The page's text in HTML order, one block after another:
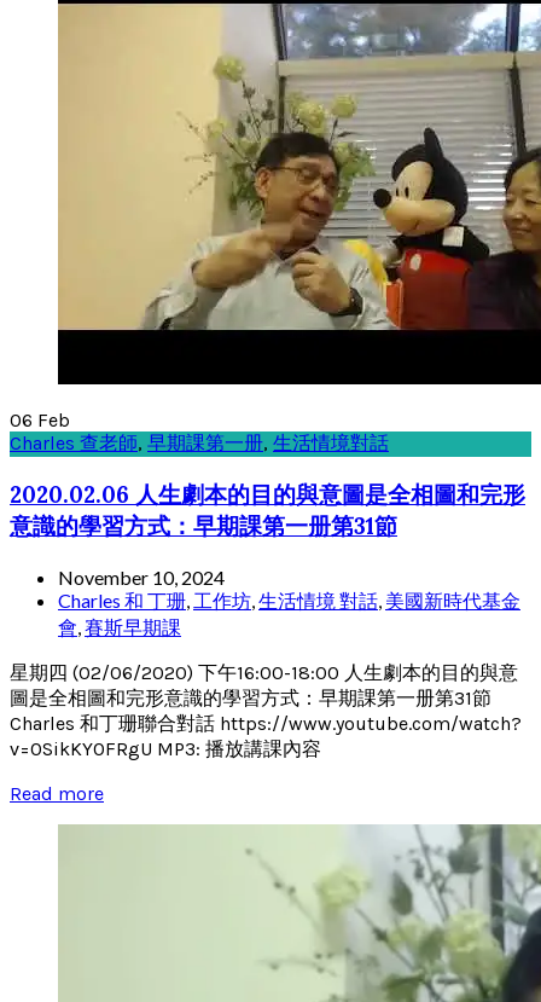
06 Feb
Charles 查老師, 早期課第一册, 生活情境對話
2020.02.06 人生劇本的目的與意圖是全相圖和完形
意識的學習方式：早期課第一册第31節
November 10, 2024
Charles 和 丁珊, 工作坊,生活情境 對話, 美國新時代基金
會,賽斯早期課
星期四 (02/06/2020) 下午16:00-18:00 人生劇本的目的與意
圖是全相圖和完形意識的學習方式：早期課第一册第31節
Charles 和丁珊聯合對話 https://www.youtube.com/watch?
v=0SikKY0FRgU MP3: 播放講課內容
Read more